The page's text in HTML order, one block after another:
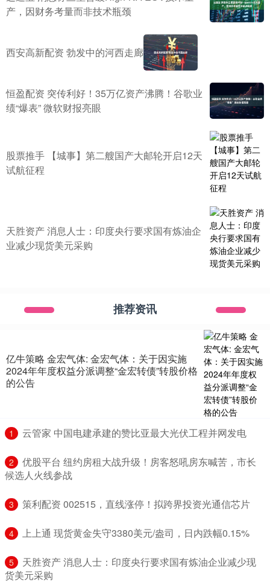
产，因财务考量而非技术瓶颈
西安高新配资 勃发中的河西走廊
恒盈配资 突传利好！35万亿资产沸腾！谷歌业
绩“爆表” 微软财报亮眼
股票推手 【城事】第二艘国产大邮轮开启12天
试航征程
天胜资产 消息人士：印度央行要求国有炼油企
业减少现货美元采购
推荐资讯
亿牛策略 金宏气体: 金宏气体：关于因实施
2024年年度权益分派调整“金宏转债”转股价格
的公告
1 ​云管家 中国电建承建的赞比亚最大光伏工程并网发电
2
​优股平台 纽约房租大战升级！房客怒吼房东喊苦，市长
候选人火线参战
3 ​策利配资 002515，直线涨停！拟跨界投资光通信芯片
4 ​上上通 现货黄金失守3380美元/盎司，日内跌幅0.15%
5
​天胜资产 消息人士：印度央行要求国有炼油企业减少现
货美元采购